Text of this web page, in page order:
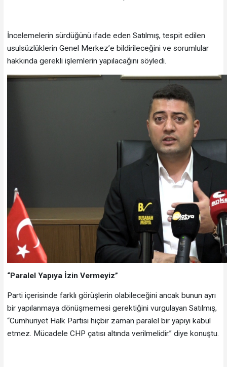
İncelemelerin sürdüğünü ifade eden Satılmış, tespit edilen
usulsüzlüklerin Genel Merkez’e bildirileceğini ve sorumlular
hakkında gerekli işlemlerin yapılacağını söyledi.
“Paralel Yapıya İzin Vermeyiz”
Parti içerisinde farklı görüşlerin olabileceğini ancak bunun ayrı
bir yapılanmaya dönüşmemesi gerektiğini vurgulayan Satılmış,
“Cumhuriyet Halk Partisi hiçbir zaman paralel bir yapıyı kabul
etmez. Mücadele CHP çatısı altında verilmelidir.” diye konuştu.